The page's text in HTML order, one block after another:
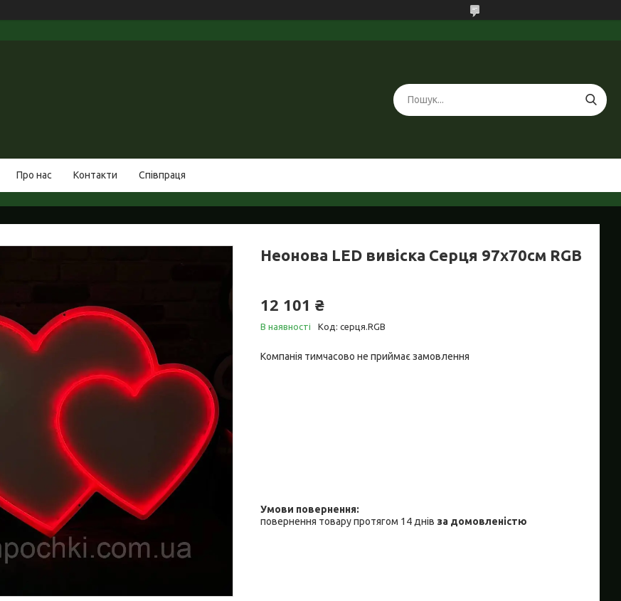
Про нас Контакти Співпраця
Неонова LED вивіска Серця 97х70см RGB
12 101 ₴
В наявності Код: серця.RGB
Компанія тимчасово не приймає замовлення
повернення товару протягом 14 днів за домовленістю